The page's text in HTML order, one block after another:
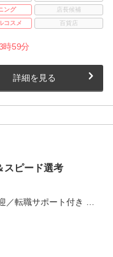
ング
店長候補
コスメ 百貨店
時59分
詳細を見る
スピード選考
／転職サポート付き …